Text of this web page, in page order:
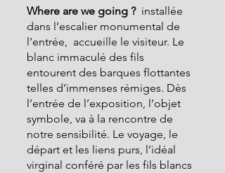
Where are we going ? installée
dans l’escalier monumental de
l’entrée,  accueille le visiteur. Le
blanc immaculé des fils
entourent des barques flottantes
telles d’immenses rémiges. Dès
l’entrée de l’exposition, l’objet
symbole, va à la rencontre de
notre sensibilité. Le voyage, le
départ et les liens purs, l’idéal
virginal conféré par les fils blancs